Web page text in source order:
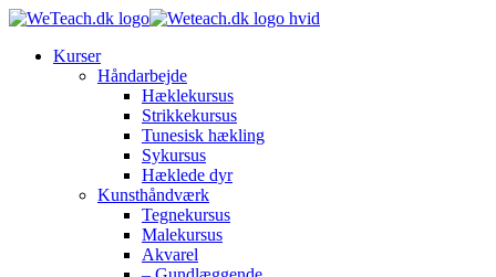
Kurser
Håndarbejde
Hæklekursus
Strikkekursus
Tunesisk hækling
Sykursus
Hæklede dyr
Kunsthåndværk
Tegnekursus
Malekursus
Akvarel